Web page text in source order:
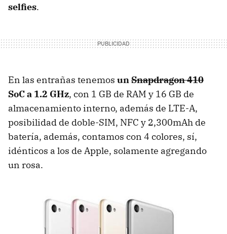
selfies.
En las entrañas tenemos unSnapdragon 410
SoC a 1.2 GHz, con 1 GB de RAM y 16 GB de
almacenamiento interno, además de LTE-A,
posibilidad de doble-SIM, NFC y 2,300mAh de
batería, además, contamos con 4 colores, sí,
idénticos a los de Apple, solamente agregando
un rosa.